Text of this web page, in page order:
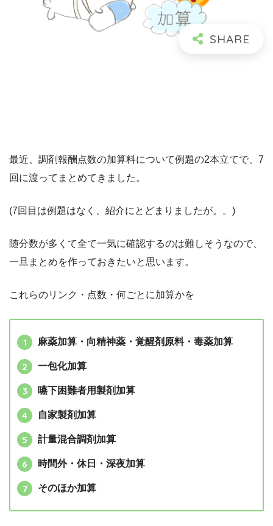
最近、調剤報酬点数の加算料について例題の2本立てで、7
回に渡ってまとめてきました。
(7回目は例題はなく、紹介にとどまりましたが。。)
随分数が多くて全て一気に確認するのは難しそうなので、
一旦まとめを作っておきたいと思います。
これらのリンク・点数・何ごとに加算かを
麻薬加算・向精神薬・覚醒剤原料・毒薬加算
一包化加算
嚥下困難者用製剤加算
自家製剤加算
計量混合調剤加算
時間外・休日・深夜加算
そのほか加算